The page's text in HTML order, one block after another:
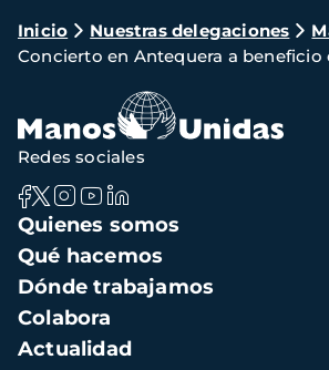
Ruta
de
navegación
Inicio Nuestras delegaciones
Concierto en Antequera a beneficio
Navegación
principal
Quienes somos
Qué hacemos
Dónde trabajamos
Colabora
Actualidad
Redes sociales